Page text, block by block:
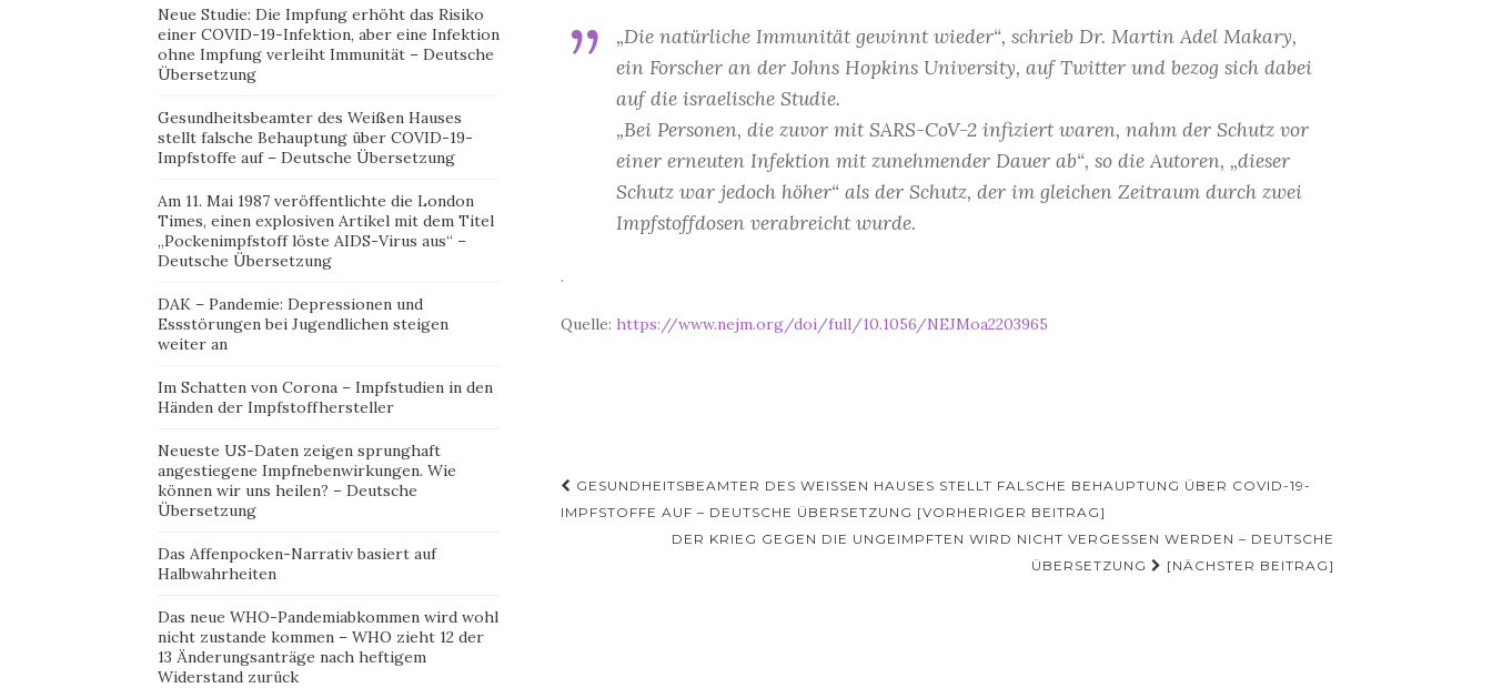
„Die natürliche Immunität gewinnt wieder“, schrieb Dr. Martin Adel Makary,
ein Forscher an der Johns Hopkins University, auf Twitter und bezog sich dabei
auf die israelische Studie.
„Bei Personen, die zuvor mit SARS-CoV-2 infiziert waren, nahm der Schutz vor
einer erneuten Infektion mit zunehmender Dauer ab“, so die Autoren, „dieser
Schutz war jedoch höher“ als der Schutz, der im gleichen Zeitraum durch zwei
Impfstoffdosen verabreicht wurde.
.
Quelle: https://www.nejm.org/doi/full/10.1056/NEJMoa2203965
Beitragsnavigation
GESUNDHEITSBEAMTER DES WEISSEN HAUSES STELLT FALSCHE BEHAUPTUNG ÜBER COVID-19-I
MPFSTOFFE AUF – DEUTSCHE ÜBERSETZUNG [VORHERIGER BEITRAG]
DER KRIEG GEGEN DIE UNGEIMPFTEN WIRD NICHT VERGESSEN WERDEN – DEUTSCHE
ÜBERSETZUNG
[NÄCHSTER BEITRAG]
Neue Studie: Die Impfung erhöht das Risiko
einer COVID-19-Infektion, aber eine Infektion
ohne Impfung verleiht Immunität – Deutsche
Übersetzung
Gesundheitsbeamter des Weißen Hauses
stellt falsche Behauptung über COVID-19-
Impfstoffe auf – Deutsche Übersetzung
Am 11. Mai 1987 veröffentlichte die London
Times, einen explosiven Artikel mit dem Titel
„Pockenimpfstoff löste AIDS-Virus aus“ –
Deutsche Übersetzung
DAK – Pandemie: Depressionen und
Essstörungen bei Jugendlichen steigen
weiter an
Im Schatten von Corona – Impfstudien in den
Händen der Impfstoffhersteller
Neueste US-Daten zeigen sprunghaft
angestiegene Impfnebenwirkungen. Wie
können wir uns heilen? – Deutsche
Übersetzung
Das Affenpocken-Narrativ basiert auf
Halbwahrheiten
Das neue WHO-Pandemiabkommen wird wohl
nicht zustande kommen – WHO zieht 12 der
13 Änderungsanträge nach heftigem
Widerstand zurück